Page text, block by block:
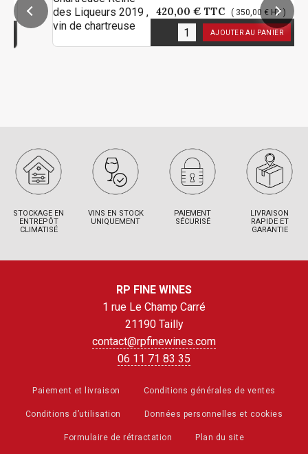
420,00 € TTC ( 350,00 € HT )
en stock AJOUTER AU PANIER
STOCKAGE EN
ENTREPÔT
CLIMATISÉ
VINS EN STOCK
UNIQUEMENT
PAIEMENT
SÉCURISÉ
LIVRAISON
RAPIDE ET
GARANTIE
RP FINE WINES
1 rue Le Champ Carré
21190 Tailly
contact@rpfinewines.com
06 11 71 83 35
Paiement et livraison Conditions générales de ventes
Conditions d’utilisation Données personnelles et cookies
Formulaire de rétractation Plan du site